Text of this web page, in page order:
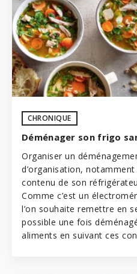
CHRONIQUE
Déménager son frigo
Organiser un
d’organisation,
contenu de son
Comme c’est un
l’on souhaite remettre en
possible une fois
aliments en suivant ces